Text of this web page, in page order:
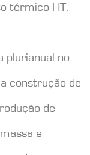
térmico HT.
plurianual no
construção de
de
e